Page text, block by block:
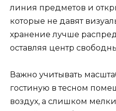
линия предметов и
которые не давят
хранение лучше
оставляя центр
Важно учитывать
гостиную в тесном
воздух, а слишком